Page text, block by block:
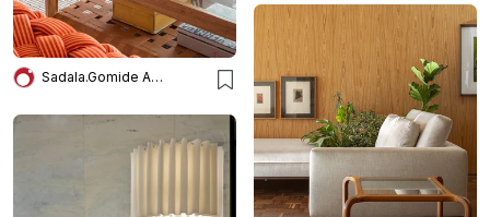
Sadala.Gomide Arquitetura